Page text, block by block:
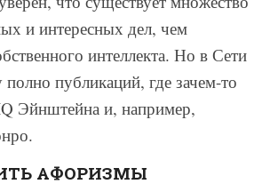
и интересных дел, чем
интеллекта. Но в Сети
публикаций, где зачем-то
Эйнштейна и, например,
АФОРИЗМЫ